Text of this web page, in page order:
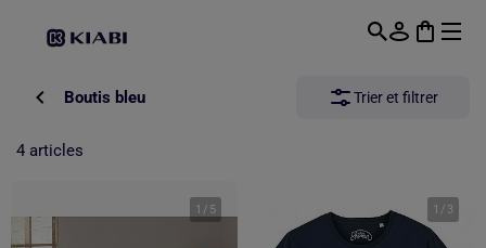
Boutis bleu Trier et filtrer
4 articles
1 / 5 1 / 3